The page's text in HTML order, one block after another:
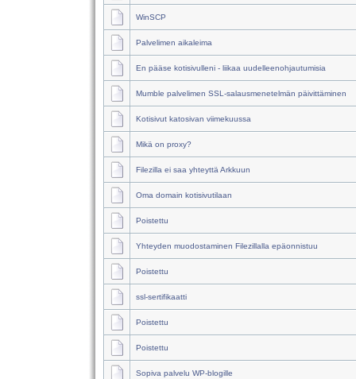
WinSCP
Palvelimen aikaleima
En pääse kotisivulleni - liikaa uudelleenohjautumisia
Mumble palvelimen SSL-salausmenetelmän päivittäminen
Kotisivut katosivan viimekuussa
Mikä on proxy?
Filezilla ei saa yhteyttä Arkkuun
Oma domain kotisivutilaan
Poistettu
Yhteyden muodostaminen Filezillalla epäonnistuu
Poistettu
ssl-sertifikaatti
Poistettu
Poistettu
Sopiva palvelu WP-blogille